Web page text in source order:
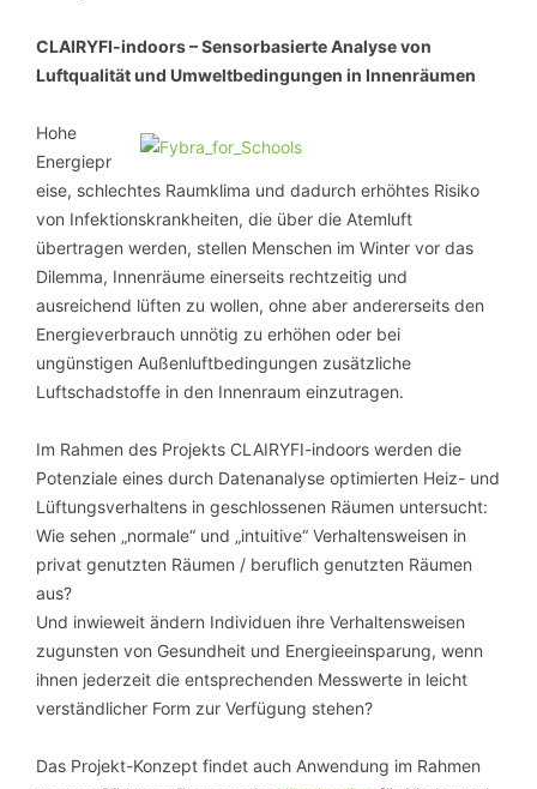
CLAIRYFI-indoors – Sensorbasierte Analyse von
Luftqualität und Umweltbedingungen in Innenräumen
Hohe
Energiepr
eise, schlechtes Raumklima und dadurch erhöhtes Risiko
von Infektionskrankheiten, die über die Atemluft
übertragen werden, stellen Menschen im Winter vor das
Dilemma, Innenräume einerseits rechtzeitig und
ausreichend lüften zu wollen, ohne aber andererseits den
Energieverbrauch unnötig zu erhöhen oder bei
ungünstigen Außenluftbedingungen zusätzliche
Luftschadstoffe in den Innenraum einzutragen.
Im Rahmen des Projekts CLAIRYFI-indoors werden die
Potenziale eines durch Datenanalyse optimierten Heiz- und
Lüftungsverhaltens in geschlossenen Räumen untersucht:
Wie sehen „normale“ und „intuitive“ Verhaltensweisen in
privat genutzten Räumen / beruflich genutzten Räumen
aus?
Und inwieweit ändern Individuen ihre Verhaltensweisen
zugunsten von Gesundheit und Energieeinsparung, wenn
ihnen jederzeit die entsprechenden Messwerte in leicht
verständlicher Form zur Verfügung stehen?
Das Projekt-Konzept findet auch Anwendung im Rahmen